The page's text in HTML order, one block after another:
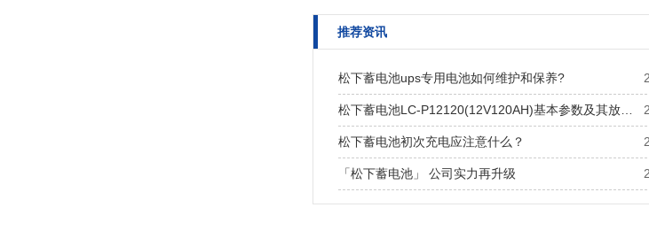
推荐资讯
松下蓄电池ups专用电池如何维护和保养?
松下蓄电池LC-P12120(12V120AH)基本参数及其放…
松下蓄电池初次充电应注意什么？
「松下蓄电池」 公司实力再升级